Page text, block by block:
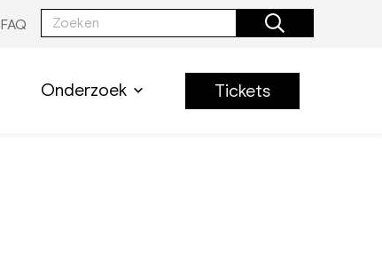
FAQ
Onderzoek Tickets